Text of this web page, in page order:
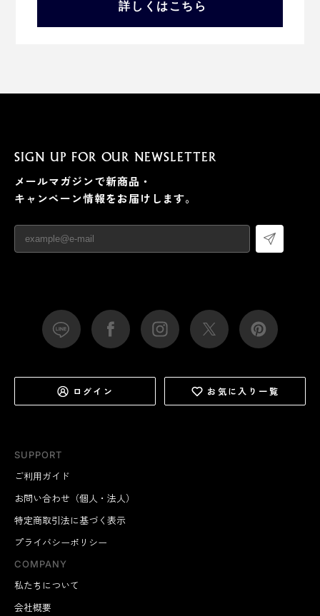
詳しくはこちら
SUPPORT
ご利用ガイド
お問い合わせ（個人・法人）
特定商取引法に基づく表示
プライバシーポリシー
COMPANY
私たちについて
会社概要
SIGN UP FOR OUR NEWSLETTER
メールマガジンで新商品・
キャンペーン情報をお届けします。
ログイン お気に入り一覧